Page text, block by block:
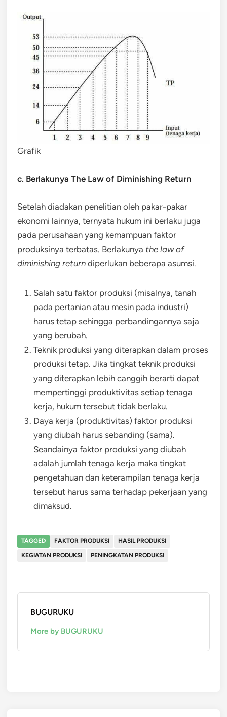
Grafik
c. Berlakunya The Law of Diminishing Return
Setelah diadakan penelitian oleh pakar-pakar
ekonomi lainnya, ternyata hukum ini berlaku juga
pada perusahaan yang kemampuan faktor
produksinya terbatas. Berlakunya the law of
diminishing return diperlukan beberapa asumsi.
Salah satu faktor produksi (misalnya, tanah
pada pertanian atau mesin pada industri)
harus tetap sehingga perbandingannya saja
yang berubah.
Teknik produksi yang diterapkan dalam proses
produksi tetap. Jika tingkat teknik produksi
yang diterapkan lebih canggih berarti dapat
mempertinggi produktivitas setiap tenaga
kerja, hukum tersebut tidak berlaku.
Daya kerja (produktivitas) faktor produksi
yang diubah harus sebanding (sama).
Seandainya faktor produksi yang diubah
adalah jumlah tenaga kerja maka tingkat
pengetahuan dan keterampilan tenaga kerja
tersebut harus sama terhadap pekerjaan yang
dimaksud.
TAGGED FAKTOR PRODUKSI
HASIL PRODUKSI
KEGIATAN PRODUKSI
PENINGKATAN PRODUKSI
BUGURUKU
More by BUGURUKU